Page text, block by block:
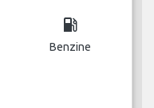
local_gas_station
Benzine